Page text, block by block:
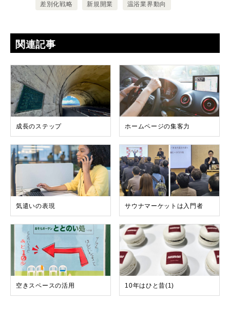
差別化戦略 新規開業 温浴業界動向
関連記事
成長のステップ ホームページの集客力
気遣いの表現 サウナマーケットは入門者
空きスペースの活用 10年はひと昔(1)